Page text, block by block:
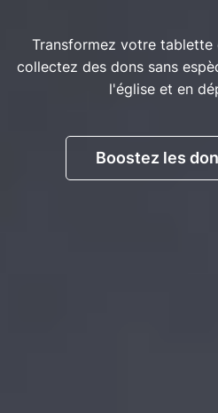
Transformez votre tablette
collectez des dons sans
l'église et en
Boostez les